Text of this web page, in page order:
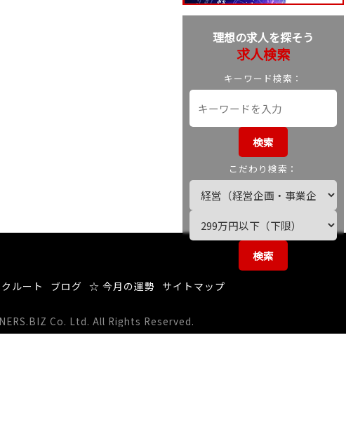
理想の求人を探そう
求人検索
キーワード検索：
検索
こだわり検索：
検索
クルート ブログ ☆ 今月の運勢 サイトマップ
Co. Ltd. All Rights Reserved.